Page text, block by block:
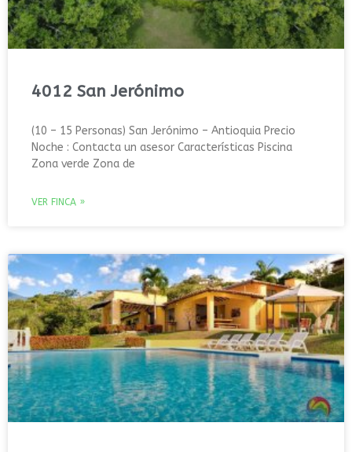
4012 San Jerónimo
(10 – 15 Personas) San Jerónimo – Antioquia Precio
Noche : Contacta un asesor Características Piscina
Zona verde Zona de
VER FINCA »